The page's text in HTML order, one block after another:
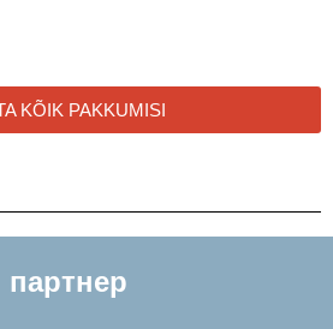
KÕIK PAKKUMISI